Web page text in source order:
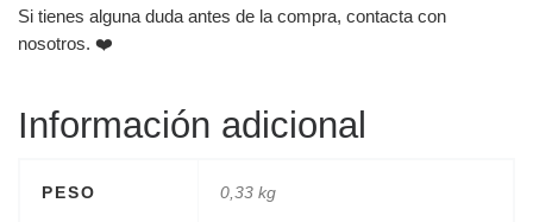
Si tienes alguna duda antes de la compra, contacta con
nosotros. ❤️
Información adicional
PESO 0,33 kg